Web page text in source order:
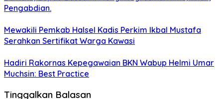
Pengabdian.
Mewakili Pemkab Halsel Kadis Perkim Ikbal Mustafa
Serahkan Sertifikat Warga Kawasi
Hadiri Rakornas Kepegawaian BKN Wabup Helmi Umar
Muchsin: Best Practice
Tinggalkan Balasan